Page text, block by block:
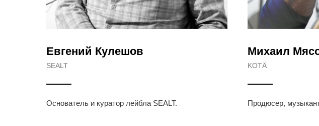
Евгений Кулешов
SEALT
Основатель и куратор лейбла SEALT.
Михаил
KOTÄ
Продюсер,